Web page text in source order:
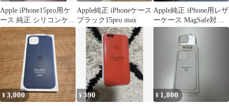
Apple iPhone15pro用ケ
ース 純正 シリコンケー
ス
Apple純正 iPhoneケース
ブラック15pro max
Apple純正 iPhone用レザ
ーケース MagSafe対応
13 pro
¥3,000 ¥390 ¥ 1,800